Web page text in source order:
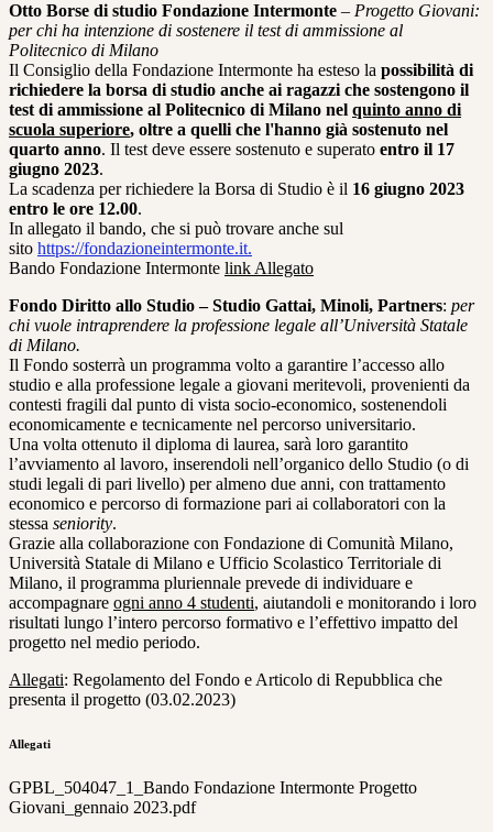
Otto Borse di studio Fondazione Intermonte – Progetto Giovani:
per chi ha intenzione di sostenere il test di ammissione al
Politecnico di Milano
Il Consiglio della Fondazione Intermonte ha esteso la possibilità di
richiedere la borsa di studio anche ai ragazzi che sostengono il
test di ammissione al Politecnico di Milano nel quinto anno di
scuola superiore, oltre a quelli che l'hanno già sostenuto nel
quarto anno. Il test deve essere sostenuto e superato entro il 17
giugno 2023.
La scadenza per richiedere la Borsa di Studio è il 16 giugno 2023
entro le ore 12.00.
In allegato il bando, che si può trovare anche sul
sito https://fondazioneintermonte.it.
Bando Fondazione Intermonte link Allegato
Fondo Diritto allo Studio – Studio Gattai, Minoli, Partners: per
chi vuole intraprendere la professione legale all’Università Statale
di Milano.
Il Fondo sosterrà un programma volto a garantire l’accesso allo
studio e alla professione legale a giovani meritevoli, provenienti da
contesti fragili dal punto di vista socio-economico, sostenendoli
economicamente e tecnicamente nel percorso universitario.
Una volta ottenuto il diploma di laurea, sarà loro garantito
l’avviamento al lavoro, inserendoli nell’organico dello Studio (o di
studi legali di pari livello) per almeno due anni, con trattamento
economico e percorso di formazione pari ai collaboratori con la
stessa seniority.
Grazie alla collaborazione con Fondazione di Comunità Milano,
Università Statale di Milano e Ufficio Scolastico Territoriale di
Milano, il programma pluriennale prevede di individuare e
accompagnare ogni anno 4 studenti, aiutandoli e monitorando i loro
risultati lungo l’intero percorso formativo e l’effettivo impatto del
progetto nel medio periodo.
Allegati: Regolamento del Fondo e Articolo di Repubblica che
presenta il progetto (03.02.2023)
Allegati
GPBL_504047_1_Bando Fondazione Intermonte Progetto
Giovani_gennaio 2023.pdf